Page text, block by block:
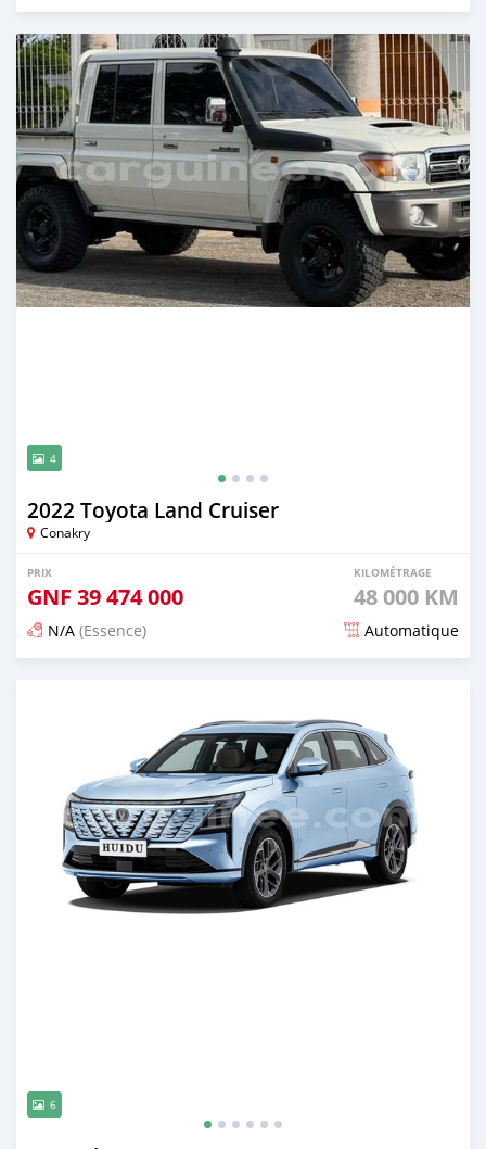
Publié il y a 14 jours
4
2022 Toyota Land Cruiser
Conakry
PRIX
GNF 39 474 000
KILOMÉTRAGE
48 000 KM
N/A (Essence) Automatique
6